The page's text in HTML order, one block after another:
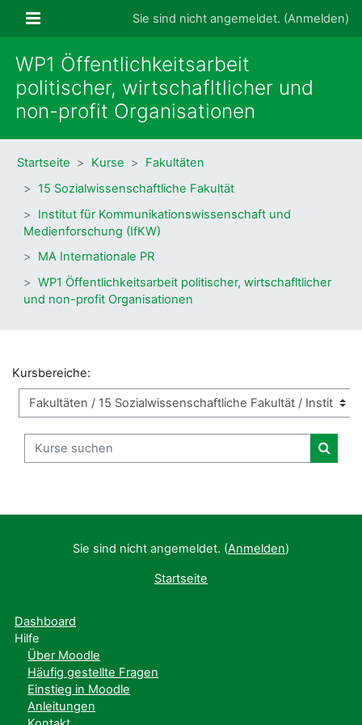
Website-ÜbersichtSie sind nicht angemeldet. (Anmelden)
WP1 Öffentlichkeitsarbeit
politischer, wirtschafltlicher und
non-profit Organisationen
Startseite Kurse
Fakultäten
15 Sozialwissenschaftliche Fakultät
Institut für Kommunikationswissenschaft und
Medienforschung (IfKW)
MA Internationale PR
WP1 Öffentlichkeitsarbeit politischer, wirtschafltlicher
und non-profit Organisationen
Kursbereiche:
Kurse suchen
Kurse
Sie sind nicht angemeldet. (Anmelden)
Startseite
Dashboard
Hilfe
Über Moodle
Häufig gestellte Fragen
Einstieg in Moodle
Anleitungen